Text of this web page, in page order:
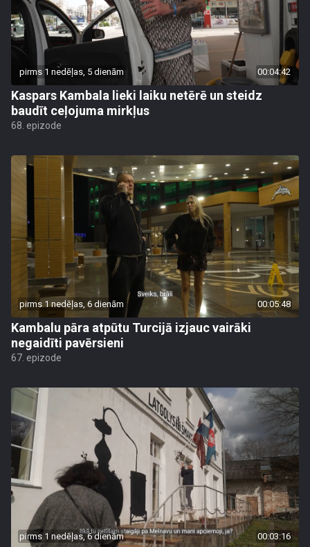
pirms 1 nedēļas, 5 dienām 00:04:42
Kaspars Kambala lieki laiku netērē un steidz
baudīt ceļojuma mirkļus
68. epizode
pirms 1 nedēļas, 6 dienām 00:05:48
Kambalu pāra atpūtu Turcijā izjauc vairāki
negaidīti pavērsieni
67. epizode
pirms 1 nedēļas, 6 dienām 00:03:16